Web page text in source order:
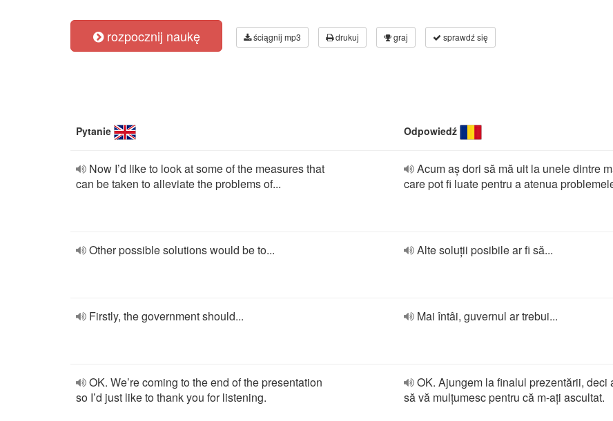
rozpocznij naukę ściągnij mp3 drukuj graj sprawdź się
Pytanie Odpowiedź
Now I’d like to look at some of the measures that
can be taken to alleviate the problems of...
Acum aș dori să mă uit la unele dintre
care pot fi luate pentru a atenua
Other possible solutions would be to... Alte soluții posibile ar fi să...
Firstly, the government should... Mai întâi, guvernul ar trebui...
OK. We’re coming to the end of the presentation
so I’d just like to thank you for listening.
OK. Ajungem la finalul prezentării, deci
să vă mulțumesc pentru că m-ați ascultat.